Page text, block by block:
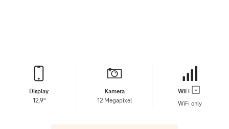
Display
12,9"
Kamera
12 Megapixel
WiFi
WiFi only